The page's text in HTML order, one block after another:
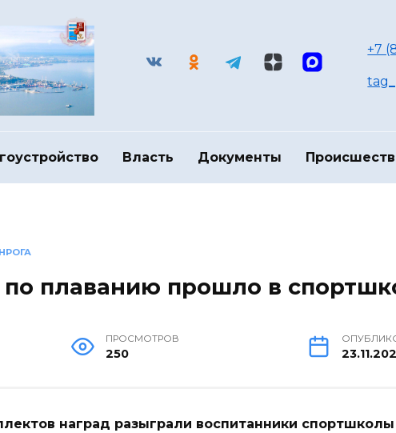
+7
Власть Документы
по плаванию прошло в
ПРОСМОТРОВ
250
наград разыграли воспитанники